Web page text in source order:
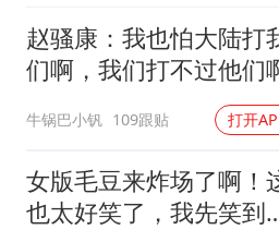
赵骚康：我也怕大陆打
们啊，我们打不过他们
牛锅巴小钒 109跟贴 打开
女版毛豆来炸场了啊！
也太好笑了，我先笑到